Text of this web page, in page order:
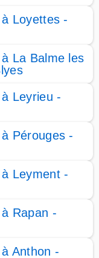
Loyettes -
La Balme les
Leyrieu -
Pérouges -
Leyment -
Rapan -
Anthon -